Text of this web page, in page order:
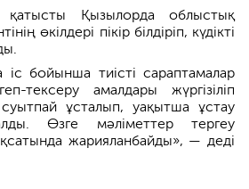
қатысты Қызылорда облыстық
өкілдері пікір білдіріп, күдікті
іс бойынша тиісті сараптамалар
тексеру амалдары жүргізіліп
суытпай ұсталып, уақытша ұстау
Өзге мәліметтер тергеу
жарияланбайды», — деді